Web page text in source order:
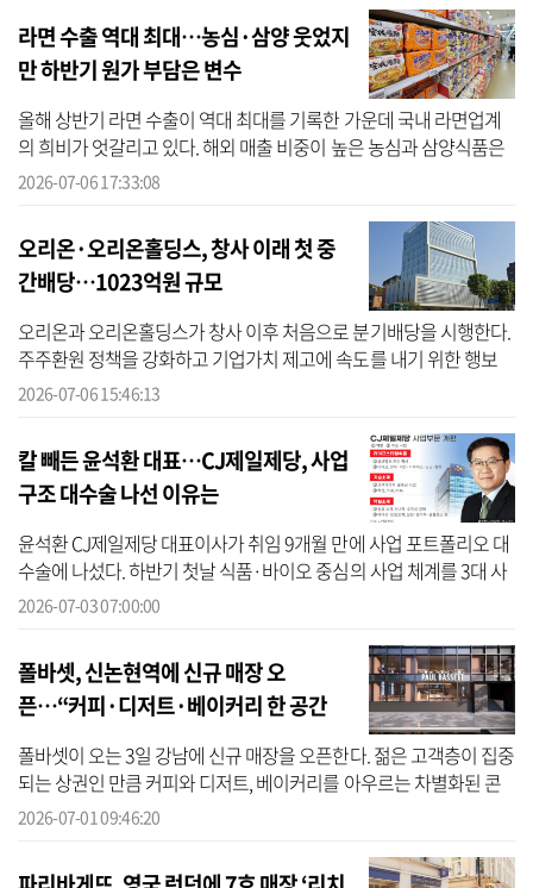
라면 수출 역대 최대…농심·삼양 웃었지
만 하반기 원가 부담은 변수
올해 상반기 라면 수출이 역대 최대를 기록한 가운데 국내 라면업계
의 희비가 엇갈리고 있다. 해외 매출 비중이 높은 농심과 삼양식품은
수출 호조에 힘입어 2분기 실적 개선이 예상되는 반면, 해외 비중이
2026-07-06 17:33:08
오리온·오리온홀딩스, 창사 이래 첫 중
간배당…1023억원 규모
오리온과 오리온홀딩스가 창사 이후 처음으로 분기배당을 시행한다.
주주환원 정책을 강화하고 기업가치 제고에 속도를 내기 위한 행보
다. 양사는 6일 각각 이사회를 열고 중간배당 실시 안건을 의결했다
2026-07-06 15:46:13
칼 빼든 윤석환 대표…CJ제일제당, 사업
구조 대수술 나선 이유는
윤석환 CJ제일제당 대표이사가 취임 9개월 만에 사업 포트폴리오 대
수술에 나섰다. 하반기 첫날 식품·바이오 중심의 사업 체계를 3대 사
업부문으로 전면 재편하며 ‘선택과 집중’ 전략을 본격화한 것이다. 실
2026-07-03 07:00:00
폴바셋, 신논현역에 신규 매장 오
픈…“커피·디저트·베이커리 한 공간
에”
폴바셋이 오는 3일 강남에 신규 매장을 오픈한다. 젊은 고객층이 집중
되는 상권인 만큼 커피와 디저트, 베이커리를 아우르는 차별화된 콘
텐츠와 강남점 한정 메뉴를 앞세워 고객 유입을 확대한다는 전략이
2026-07-01 09:46:20